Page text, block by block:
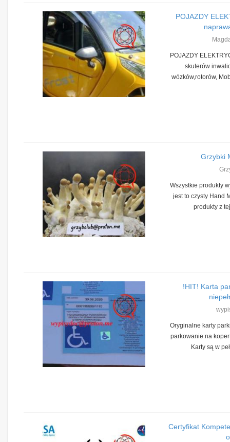
POJAZDY
POJAZDY
skuterów
wózków,rotorów,
Grzybki
Wszystkie produkty
jest to czysty Hand
produkty z
!HIT! Karta
Oryginalne karty
parkowanie na
Karty są w
Certyfikat